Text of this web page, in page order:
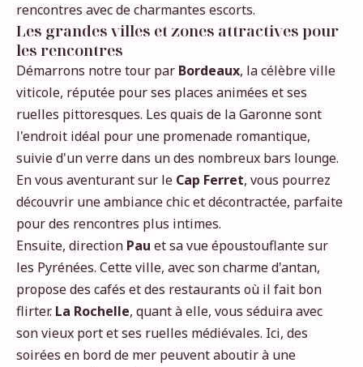
rencontres avec de charmantes escorts.
Les grandes villes et zones attractives pour
les rencontres
Démarrons notre tour par Bordeaux, la célèbre ville
viticole, réputée pour ses places animées et ses
ruelles pittoresques. Les quais de la Garonne sont
l'endroit idéal pour une promenade romantique,
suivie d'un verre dans un des nombreux bars lounge.
En vous aventurant sur le Cap Ferret, vous pourrez
découvrir une ambiance chic et décontractée, parfaite
pour des rencontres plus intimes.
Ensuite, direction Pau et sa vue époustouflante sur
les Pyrénées. Cette ville, avec son charme d'antan,
propose des cafés et des restaurants où il fait bon
flirter. La Rochelle, quant à elle, vous séduira avec
son vieux port et ses ruelles médiévales. Ici, des
soirées en bord de mer peuvent aboutir à une